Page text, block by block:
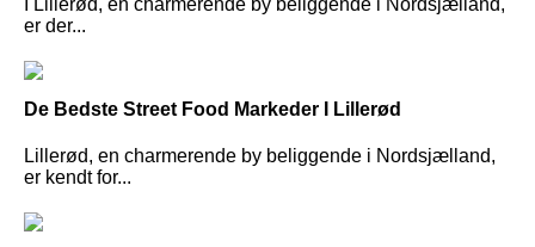
er der...
De Bedste Street Food Markeder I Lillerød
Lillerød, en charmerende by beliggende i Nordsjælland,
er kendt for...